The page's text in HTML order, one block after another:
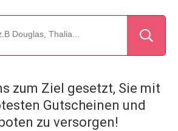
zum Ziel gesetzt, Sie mit
Gutscheinen und
zu versorgen!